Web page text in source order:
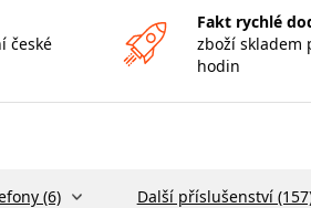
české
Fakt rychlé
zboží skladem
hodin
(6) Další příslušenství